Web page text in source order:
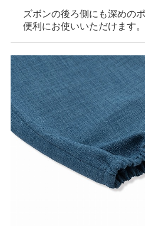
ズボンの後ろ側にも深めの
便利にお使いいただけます。